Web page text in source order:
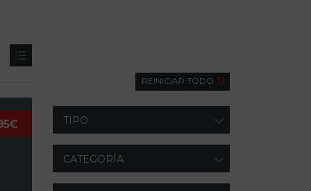
REINICIAR TODO
TIPO
CATEGORÍA